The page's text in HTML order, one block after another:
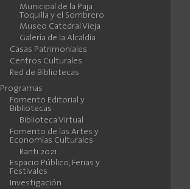
Municipal de la Paja
Toquilla y el Sombrero
Museo Catedral Vieja
Galería de la Alcaldía
Casas Patrimoniales
Centros Culturales
Red de Bibliotecas
Programas
Fomento Editorial y
Bibliotecas
Biblioteca Virtual
Fomento de las Artes y
Economías Culturales
Ranti 2021
Espacio Público, Ferias y
Festivales
Investigación